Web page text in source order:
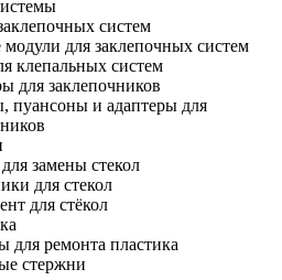
систем
для заклепочных систем
клепальных систем
для заклепочников
пуансоны и адаптеры для
замены стекол
для стекол
для стёкол
для ремонта пластика
стержни